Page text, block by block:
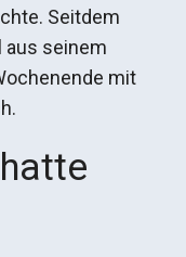
Seitdem
aus seinem
mit